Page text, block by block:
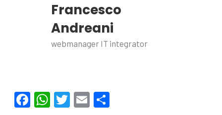
Francesco
Andreani
webmanager IT integrator
Facebook
WhatsApp
Twitter
Email